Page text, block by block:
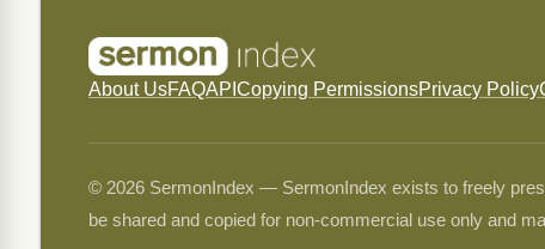
About UsFAQAPI Copying PermissionsPrivacy Policy
© 2026 SermonIndex — SermonIndex exists to freely
be shared and copied for non-commercial use only and